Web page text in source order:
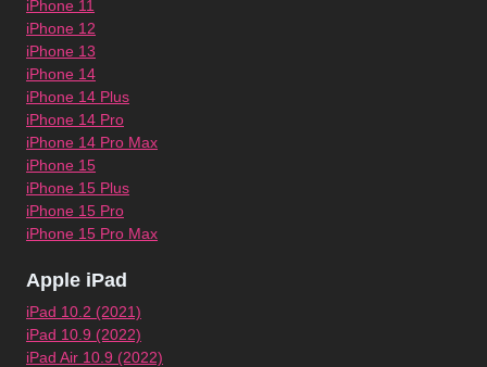
iPhone 11
iPhone 12
iPhone 13
iPhone 14
iPhone 14 Plus
iPhone 14 Pro
iPhone 14 Pro Max
iPhone 15
iPhone 15 Plus
iPhone 15 Pro
iPhone 15 Pro Max
Apple iPad
iPad 10.2 (2021)
iPad 10.9 (2022)
iPad Air 10.9 (2022)